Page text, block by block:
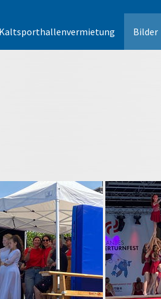
Kaltsporthallenvermietung Bilder